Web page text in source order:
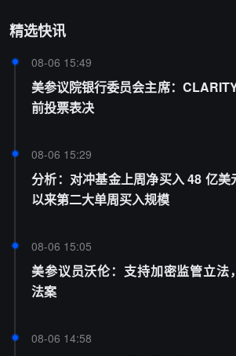
精选快讯
08-06 15:49
美参议院银行委员会主席：
前投票表决
08-06 15:29
分析：对冲基金上周净买入 48 亿美
以来第二大单周买入规模
08-06 15:05
美参议员沃伦：支持加密监管立法
法案
08-06 14:58